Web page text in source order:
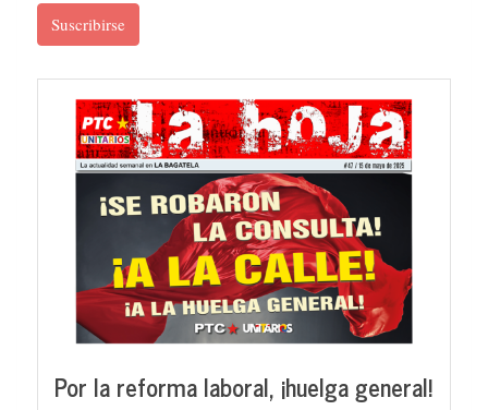
Suscribirse
Por la reforma laboral, ¡huelga general!